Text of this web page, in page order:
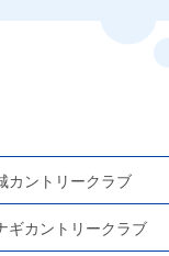
カントリークラブ
ギカントリークラブ